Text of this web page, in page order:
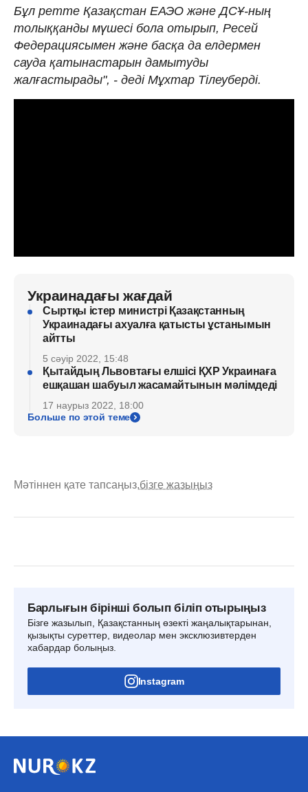
Бұл ретте Қазақстан ЕАЭО және ДСҰ-ның
толыққанды мүшесі бола отырып, Ресей
Федерациясымен және басқа да елдермен
сауда қатынастарын дамытуды
жалғастырады", - деді Мұхтар Тілеуберді.
Украинадағы жағдай
Сыртқы істер министрі Қазақстанның
Украинадағы ахуалға қатысты ұстанымын
айтты
5 сәуір 2022, 15:48
Қытайдың Львовтағы елшісі ҚХР Украинаға
ешқашан шабуыл жасамайтынын мәлімдеді
17 наурыз 2022, 18:00
Больше по этой теме
Мәтіннен қате тапсаңыз,бізге жазыңыз
Барлығын бірінші болып біліп отырыңыз
Бізге жазылып, Қазақстанның өзекті жаңалықтарынан,
қызықты суреттер, видеолар мен эксклюзивтерден
хабардар болыңыз.
Instagram